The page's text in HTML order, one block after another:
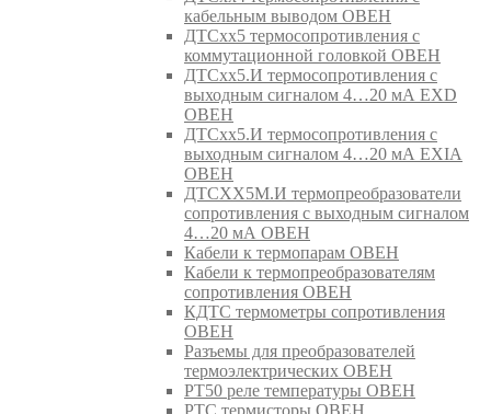
кабельным выводом ОВЕН
ДТСхх5 термосопротивления с
коммутационной головкой ОВЕН
ДТСхх5.И термосопротивления с
выходным сигналом 4…20 мА EXD
ОВЕН
ДТСхх5.И термосопротивления с
выходным сигналом 4…20 мА EXIA
ОВЕН
ДТСХХ5М.И термопреобразователи
сопротивления с выходным сигналом
4…20 мА ОВЕН
Кабели к термопарам ОВЕН
Кабели к термопреобразователям
сопротивления ОВЕН
КДТС термометры сопротивления
ОВЕН
Разъемы для преобразователей
термоэлектрических ОВЕН
РТ50 реле температуры ОВЕН